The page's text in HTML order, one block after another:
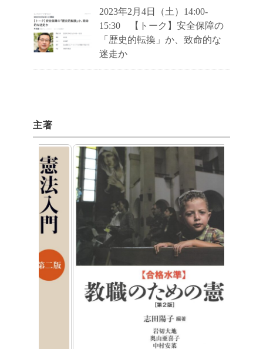
2023年2月4日（土）14:00-
15:30 【トーク】安全保障の
「歴史的転換」か、致命的な
迷走か
主著